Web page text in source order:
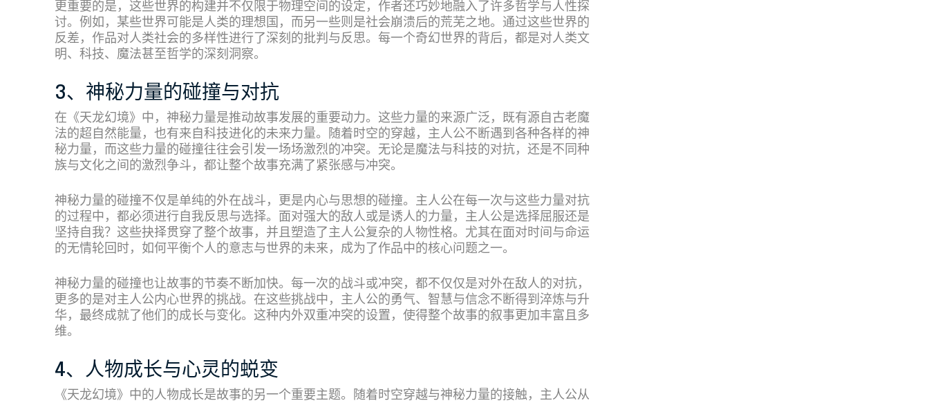
更重要的是，这些世界的构建并不仅限于物理空间的设定，作者还巧妙地融入了许多哲学与人性探
讨。例如，某些世界可能是人类的理想国，而另一些则是社会崩溃后的荒芜之地。通过这些世界的
反差，作品对人类社会的多样性进行了深刻的批判与反思。每一个奇幻世界的背后，都是对人类文
明、科技、魔法甚至哲学的深刻洞察。
3、神秘力量的碰撞与对抗
在《天龙幻境》中，神秘力量是推动故事发展的重要动力。这些力量的来源广泛，既有源自古老魔
法的超自然能量，也有来自科技进化的未来力量。随着时空的穿越，主人公不断遇到各种各样的神
秘力量，而这些力量的碰撞往往会引发一场场激烈的冲突。无论是魔法与科技的对抗，还是不同种
族与文化之间的激烈争斗，都让整个故事充满了紧张感与冲突。
神秘力量的碰撞不仅是单纯的外在战斗，更是内心与思想的碰撞。主人公在每一次与这些力量对抗
的过程中，都必须进行自我反思与选择。面对强大的敌人或是诱人的力量，主人公是选择屈服还是
坚持自我？这些抉择贯穿了整个故事，并且塑造了主人公复杂的人物性格。尤其在面对时间与命运
的无情轮回时，如何平衡个人的意志与世界的未来，成为了作品中的核心问题之一。
神秘力量的碰撞也让故事的节奏不断加快。每一次的战斗或冲突，都不仅仅是对外在敌人的对抗，
更多的是对主人公内心世界的挑战。在这些挑战中，主人公的勇气、智慧与信念不断得到淬炼与升
华，最终成就了他们的成长与变化。这种内外双重冲突的设置，使得整个故事的叙事更加丰富且多
维。
4、人物成长与心灵的蜕变
《天龙幻境》中的人物成长是故事的另一个重要主题。随着时空穿越与神秘力量的接触，主人公从